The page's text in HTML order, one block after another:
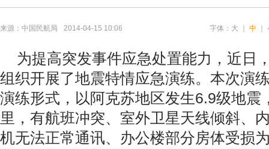
来源：中国民航局 2014-04-15 10:06 字体： 大 中
为提高突发事件应急处置能力，近日
组织开展了地震特情应急演练。本次演
演练形式，以阿克苏地区发生6.9级地震
里，有航班冲突、室外卫星天线倾斜、
机无法正常通讯、办公楼部分房体受损
开